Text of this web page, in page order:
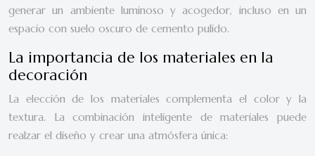
generar un ambiente luminoso y acogedor, incluso en un
espacio con suelo oscuro de cemento pulido.
La importancia de los materiales en la
decoración
La elección de los materiales complementa el color y la
textura. La combinación inteligente de materiales puede
realzar el diseño y crear una atmósfera única: